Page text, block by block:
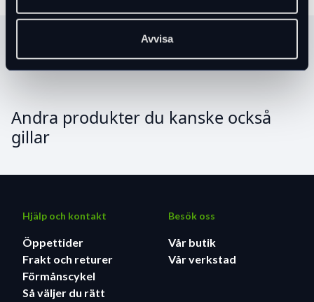
Avvisa
Produktrekommendationer
Andra produkter du kanske också
gillar
Hjälp och kontakt
Öppettider
Frakt och returer
Förmånscykel
Så väljer du rätt
Besök oss
Vår butik
Vår verkstad